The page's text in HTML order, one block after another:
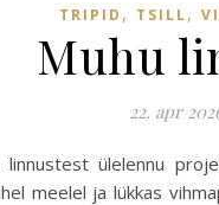
TRIPID , TSILL,
Muhu
22. apr
ülelennu
meelel ja lükkas